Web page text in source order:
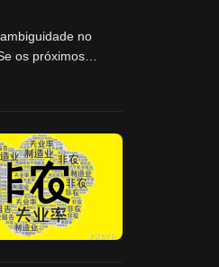
no
os próximos
os dados forem